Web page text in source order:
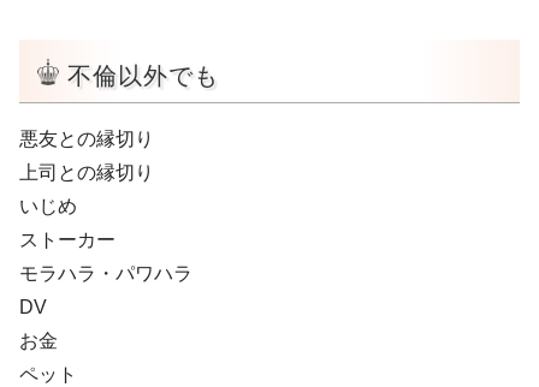
不倫以外でも
悪友との縁切り
上司との縁切り
いじめ
ストーカー
モラハラ・パワハラ
DV
お金
ペット